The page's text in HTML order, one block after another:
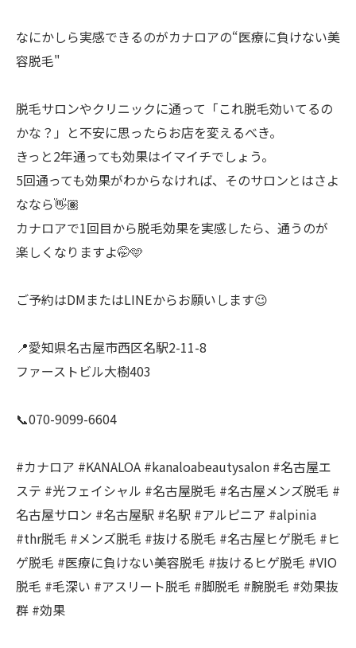
なにかしら実感できるのがカナロアの“医療に負けない美
容脱毛"
脱毛サロンやクリニックに通って「これ脱毛効いてるの
かな？」と不安に思ったらお店を変えるべき。
きっと2年通っても効果はイマイチでしょう。
5回通っても効果がわからなければ、そのサロンとはさよ
ななら👋🏽
カナロアで1回目から脱毛効果を実感したら、通うのが
楽しくなりますよ🤭🩵
ご予約はDMまたはLINEからお願いします😉
📍愛知県名古屋市西区名駅2-11-8
ファーストビル大樹403
📞070-9099-6604
#カナロア #KANALOA #kanaloabeautysalon #名古屋エ
ステ #光フェイシャル #名古屋脱毛 #名古屋メンズ脱毛 #
名古屋サロン #名古屋駅 #名駅 #アルピニア #alpinia
#thr脱毛 #メンズ脱毛 #抜ける脱毛 #名古屋ヒゲ脱毛 #ヒ
ゲ脱毛 #医療に負けない美容脱毛 #抜けるヒゲ脱毛 #VIO
脱毛 #毛深い #アスリート脱毛 #脚脱毛 #腕脱毛 #効果抜
群 #効果